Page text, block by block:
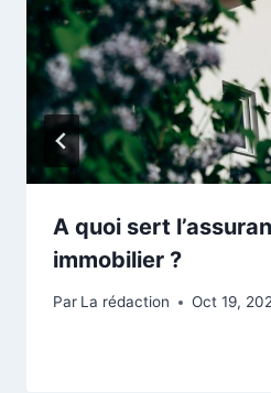
A quoi sert
immobilier ?
Par La rédaction Oct 19,